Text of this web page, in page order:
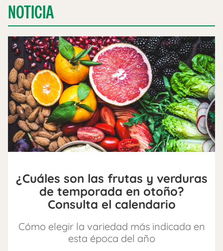
NOTICIA
¿Cuáles son las frutas y verduras
de temporada en otoño?
Consulta el calendario
Cómo elegir la variedad más indicada en
esta época del año